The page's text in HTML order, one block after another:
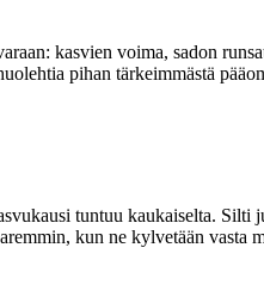
kasvien voima, sadon
pihan tärkeimmästä
tuntuu kaukaiselta.
kun ne kylvetään vasta